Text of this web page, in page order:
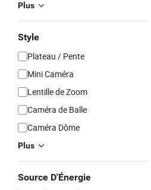
Plus
Style
Plateau / Pente
Mini Caméra
Lentille de Zoom
Caméra de Balle
Caméra Dôme
Plus
Source D'Énergie